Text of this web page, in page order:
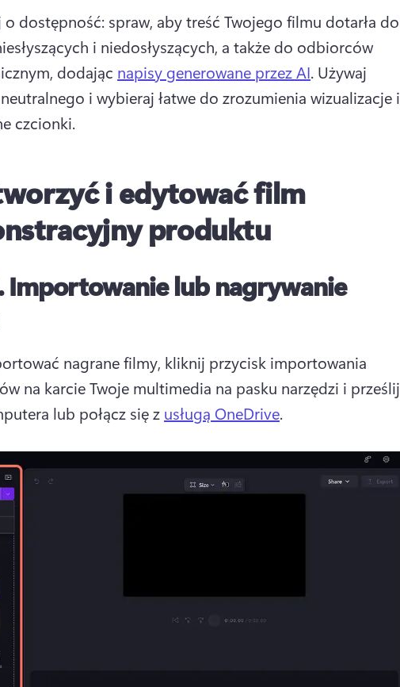
o dostępność: spraw, aby treść Twojego filmu dotarła do
i niedosłyszących, a także do odbiorców
dodając napisy generowane przez AI. Używaj
i wybieraj łatwe do zrozumienia wizualizacje i
czcionki.
i edytować film
produktu
Importowanie lub nagrywanie
nagrane filmy, kliknij przycisk importowania
na karcie Twoje multimedia na pasku narzędzi i prześlij
lub połącz się z usługą OneDrive.